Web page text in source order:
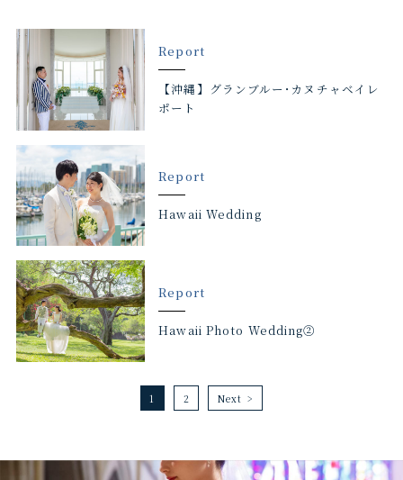
Report
【沖縄】グランブルー･カヌチャベイレ
ポート
Report
Hawaii Wedding
Report
Hawaii Photo Wedding②
1 2 Next